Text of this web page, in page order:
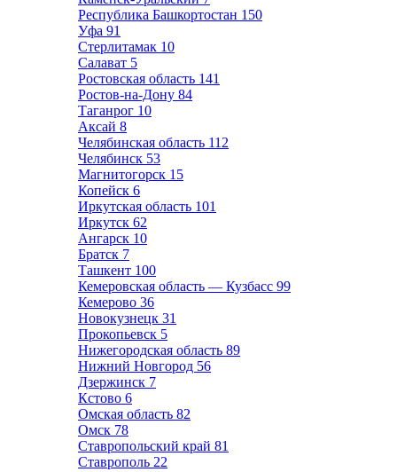
Республика Башкортостан 150
Уфа 91
Стерлитамак 10
Салават 5
Ростовская область 141
Ростов-на-Дону 84
Таганрог 10
Аксай 8
Челябинская область 112
Челябинск 53
Магнитогорск 15
Копейск 6
Иркутская область 101
Иркутск 62
Ангарск 10
Братск 7
Ташкент 100
Кемеровская область — Кузбасс 99
Кемерово 36
Новокузнецк 31
Прокопьевск 5
Нижегородская область 89
Нижний Новгород 56
Дзержинск 7
Кстово 6
Омская область 82
Омск 78
Ставропольский край 81
Ставрополь 22